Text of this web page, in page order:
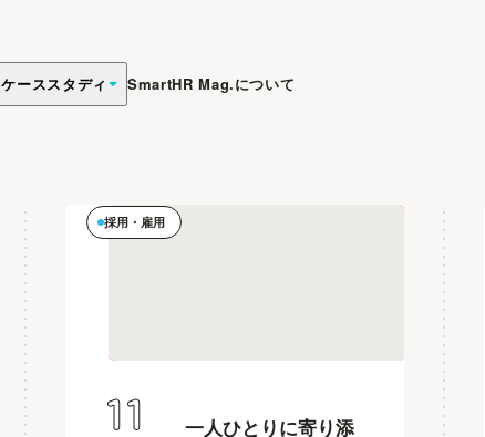
ケーススタディ SmartHR Mag.について
採用・雇用
一人ひとりに寄り添